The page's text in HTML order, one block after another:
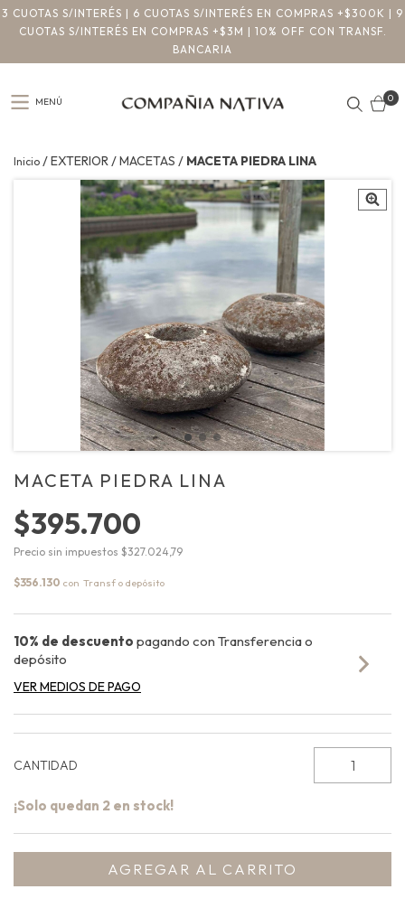
3 CUOTAS S/INTERÉS | 6 CUOTAS S/INTERÉS EN COMPRAS +$300K | 9
CUOTAS S/INTERÉS EN COMPRAS +$3M | 10% OFF CON TRANSF.
BANCARIA
MENÚ 0
Inicio /EXTERIOR/MACETAS / MACETA PIEDRA LINA
MACETA PIEDRA LINA
$395.700
Precio sin impuestos $327.024,79
$356.130 con
10% de descuento pagando con Transferencia o
depósito
VER MEDIOS DE PAGO
CANTIDAD
¡Solo quedan 2 en stock!